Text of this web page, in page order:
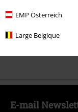
EMP Österreich
Large Belgique
Marcas Ropa Hombre
Ropa Camisetas & Tops
E-mail